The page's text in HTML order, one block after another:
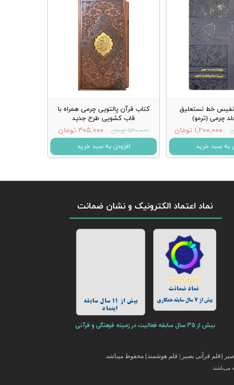
نفیس خط نستعلیق
چرمی (ترمو)
۱,۲۰۰,۰۰۰ تومان
به سبد خرید
کتاب قرآن پالتویی چرمی همراه با
قاب کشویی طرح جدید
۵۴۰,۰۰۰ تومان ۴۰۵,۰۰۰ تومان
افزودن به سبد خرید
(قلم قرآنی بصیر | قلم هوشمند) محفوظ میباشد.
می‌باشند.
نماد اعتماد الکترونیک و نشان ضمانت
بیش از 11 سال سابقه
اینماد
بیش از 35 سال سابقه فعالیت در زمینه فرهنگی و قرآنی
بیش از 7 سال سابقه همکاری